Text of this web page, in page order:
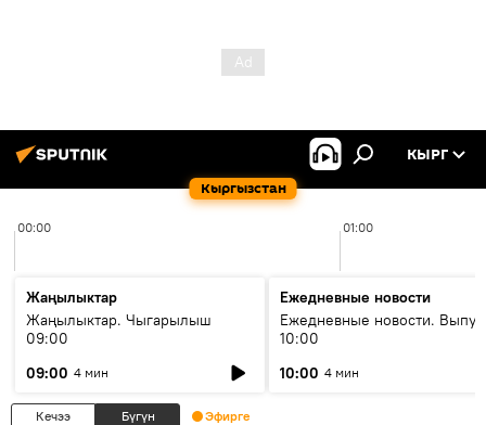
Кыргызстан
КЫРГ
00:00 01:00
Жаңылыктар
Жаңылыктар. Чыгарылыш
09:00
09:00 4 мин
Ежедневные новости
Ежедневные новости.
10:00
10:00 4 мин
Кечээ Бүгүн Эфирге